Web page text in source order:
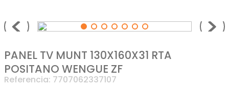
PANEL TV MUNT 130X160X31 RTA
POSITANO WENGUE ZF
Referencia: 7707062337107